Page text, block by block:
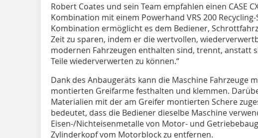
Robert Coates und sein Team empfahlen einen CASE
Kombination mit einem Powerhand VRS 200
Kombination ermöglicht es dem Bediener,
Zeit zu sparen, indem er die wertvollen,
modernen Fahrzeugen enthalten sind, trennt, anstatt
Teile wiederverwerten zu können.“
Dank des Anbaugeräts kann die Maschine Fahrzeuge
montierten Greifarme festhalten und klemmen.
Materialien mit der am Greifer montierten Schere
bedeutet, dass die Bediener dieselbe Maschine
Eisen-/Nichteisenmetalle von Motor- und
Zylinderkopf vom Motorblock zu entfernen.